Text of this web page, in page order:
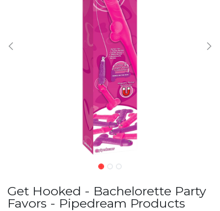
Get Hooked - Bachelorette Party
Favors - Pipedream Products